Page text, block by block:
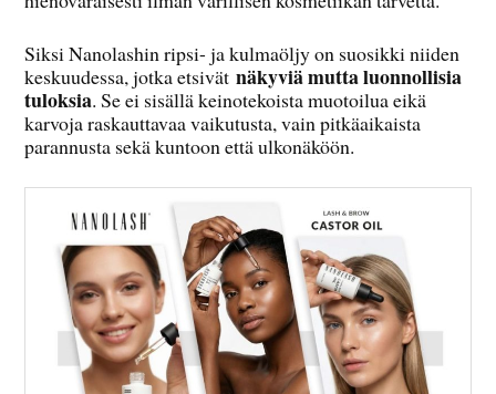
Siksi Nanolashin ripsi- ja kulmaöljy on suosikki niiden
keskuudessa, jotka etsivätnäkyviä mutta luonnollisia
tuloksia. Se ei sisällä keinotekoista muotoilua eikä
karvoja raskauttavaa vaikutusta, vain pitkäaikaista
parannusta sekä kuntoon että ulkonäköön.